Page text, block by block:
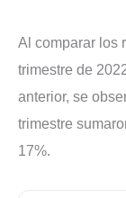
Al comparar los
trimestre de
anterior, se
trimestre
17%.